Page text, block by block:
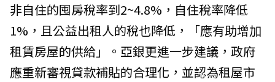
非自住的囤房稅率到2~4.8%，自住稅率降低
1%，且公益出租人的稅也降低，「應有助增加
租賃房屋的供給」。亞銀更進一步建議，政府
應重新審視貸款補貼的合理化，並認為租屋市